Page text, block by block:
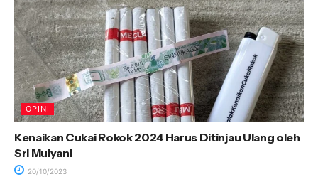
OPINI
Kenaikan Cukai Rokok 2024 Harus Ditinjau Ulang oleh
Sri Mulyani
20/10/2023